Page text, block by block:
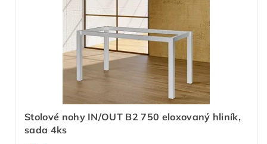
Stolové nohy IN/OUT B2 750 eloxovaný hliník,
sada 4ks